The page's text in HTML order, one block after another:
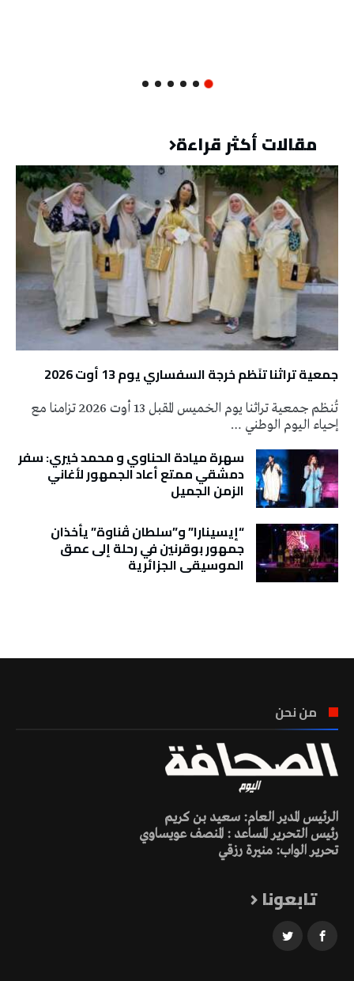
مقالات أكثر قراءة
جمعية تراثنا تنَظم خرجة السفساري يوم 13 أوت 2026
تُنظم جمعية تراثنا يوم الخميس المقبل 13 أوت 2026 تزامنا مع
إحياء اليوم الوطني …
سهرة ميادة الحناوي و محمد خيري: سفر
دمشقي ممتع أعاد الجمهور لأغاني
الزمن الجميل
“إيسينارا” و”سلطان ڤناوة” يأخذان
جمهور بوقرنين في رحلة إلى عمق
الموسيقى الجزائرية
من نحن
الرئيس المدير العام: سعيد بن كريم
رئيس التحرير المساعد : المنصف عويساوي
تحرير الواب: منيرة رزقي
تابعونا